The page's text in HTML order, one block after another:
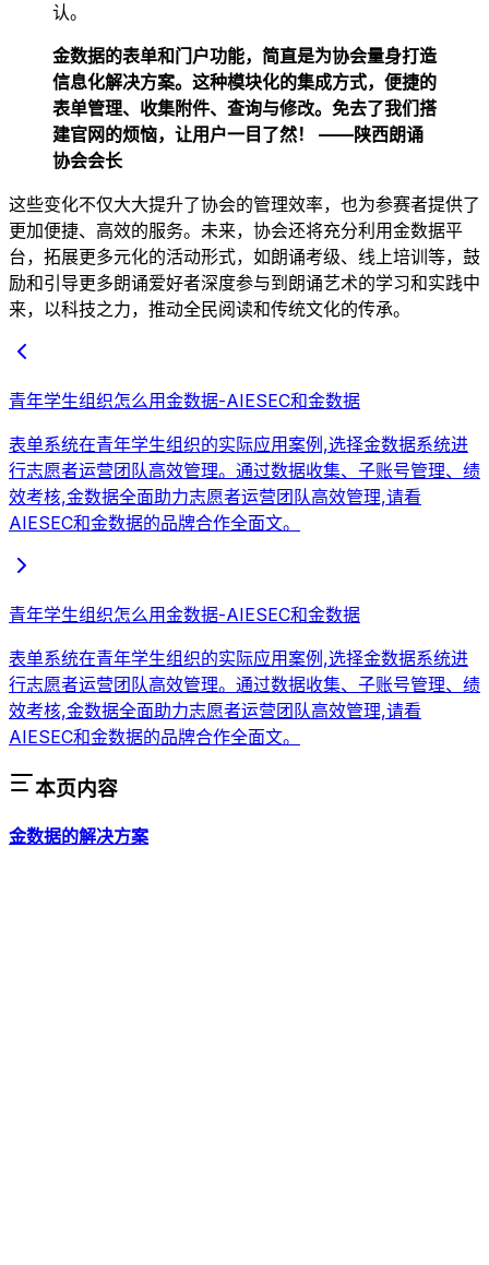
认。
金数据的表单和门户功能，简直是为协会量身打造
信息化解决方案。这种模块化的集成方式，便捷的
表单管理、收集附件、查询与修改。免去了我们搭
建官网的烦恼，让用户一目了然！ ​ ——陕西朗诵
协会会长
这些变化不仅大大提升了协会的管理效率，也为参赛者提供了
更加便捷、高效的服务。未来，协会还将充分利用金数据平
台，拓展更多元化的活动形式，如朗诵考级、线上培训等，鼓
励和引导更多朗诵爱好者深度参与到朗诵艺术的学习和实践中
来，以科技之力，推动全民阅读和传统文化的传承。
青年学生组织怎么用金数据-AIESEC和金数据
表单系统在青年学生组织的实际应用案例,选择金数据系统进
行志愿者运营团队高效管理。通过数据收集、子账号管理、绩
效考核,金数据全面助力志愿者运营团队高效管理,请看
AIESEC和金数据的品牌合作全面文。
青年学生组织怎么用金数据-AIESEC和金数据
表单系统在青年学生组织的实际应用案例,选择金数据系统进
行志愿者运营团队高效管理。通过数据收集、子账号管理、绩
效考核,金数据全面助力志愿者运营团队高效管理,请看
AIESEC和金数据的品牌合作全面文。
本页内容
金数据的解决方案